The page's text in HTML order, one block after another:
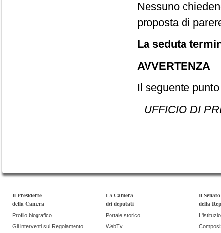
Nessuno
proposta di
La seduta
AVVERTENZA
Il seguente
UFFICIO DI
Il Presidente
della Camera
Profilo biografico
Gli interventi sul Regolamento
La Camera
dei deputati
Portale storico
WebTv
Il Senato
della